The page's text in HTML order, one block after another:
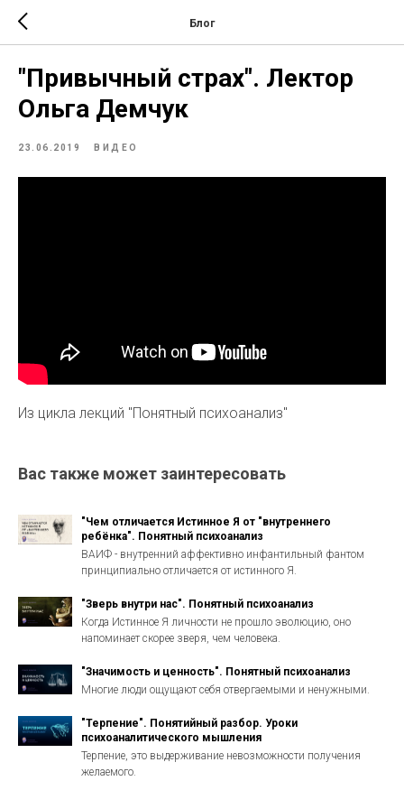
Блог
"Привычный страх". Лектор
Ольга Демчук
23.06.2019 ВИДЕО
Из цикла лекций "Понятный психоанализ"
Вас также может заинтересовать
"Чем отличается Истинное Я от "внутреннего
ребёнка". Понятный психоанализ
ВАИФ - внутренний аффективно инфантильный фантом
принципиально отличается от истинного Я.
"Зверь внутри нас". Понятный психоанализ
Когда Истинное Я личности не прошло эволюцию, оно
напоминает скорее зверя, чем человека.
"Значимость и ценность". Понятный психоанализ
Многие люди ощущают себя отвергаемыми и ненужными.
"Терпение". Понятийный разбор. Уроки
психоаналитического мышления
Терпение, это выдерживание невозможности получения
желаемого.